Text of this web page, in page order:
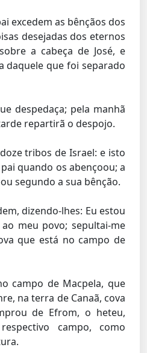
excedem as bênçãos dos
desejadas dos eternos
a cabeça de José, e
daquele que foi separado
despedaça; pela manhã
repartirã o despojo.
tribos de Israel: e isto
quando os abençoou; a
segundo a sua bênção.
dizendo-lhes: Eu estou
meu povo; sepultai-me
que está no campo de
campo de Macpela, que
na terra de Canaã, cova
de Efrom, o heteu,
campo, como